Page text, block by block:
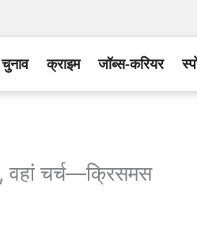
चुनाव क्राइम जॉब्स-करियर
वहां चर्च—क्रिसमस